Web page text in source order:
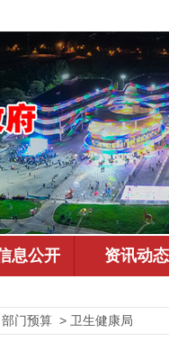
门预算 > 卫生健康局